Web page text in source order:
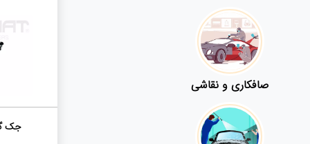
صافکاری و نقاشی
جک